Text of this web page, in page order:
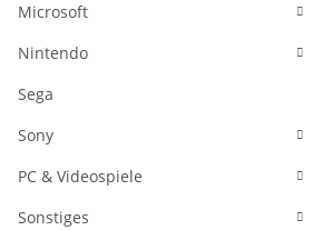
Microsoft
Nintendo
Sega
Sony
PC & Videospiele
Sonstiges